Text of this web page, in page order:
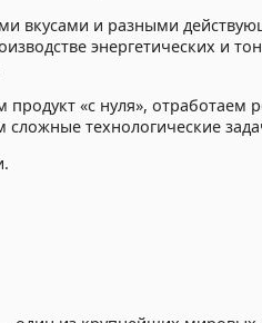
вкусами и разными
энергетических и
«с нуля», отработаем
технологические